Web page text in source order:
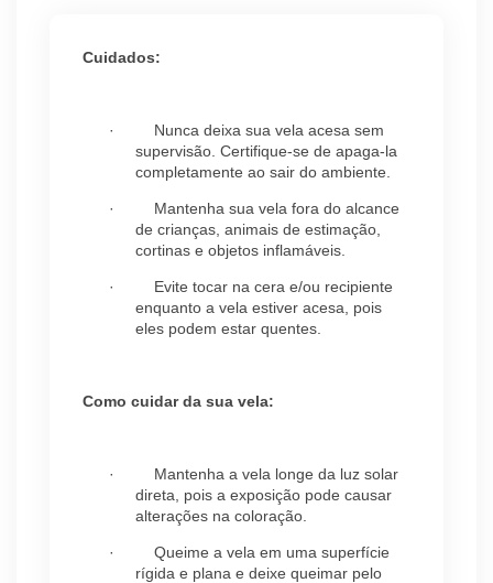
Cuidados:
·
Nunca deixa sua vela acesa sem
supervisão. Certifique-se de apaga-la
completamente ao sair do ambiente.
·
Mantenha sua vela fora do alcance
de crianças, animais de estimação,
cortinas e objetos inflamáveis.
·
Evite tocar na cera e/ou recipiente
enquanto a vela estiver acesa, pois
eles podem estar quentes.
Como cuidar da sua vela:
·
Mantenha a vela longe da luz solar
direta, pois a exposição pode causar
alterações na coloração.
·
Queime a vela em uma superfície
rígida e plana e deixe queimar pelo